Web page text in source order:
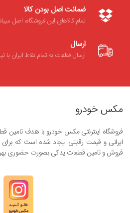
ضمانت اصل بودن کالا
تمام کالاهای این فروشگاه، اصل
ارسال
ارسال قطعات به تمام نقاط ایران با
مکس خودرو
فروشگاه اینترنتی مکس خودرو با هدف تامین
فروش و تامین قطعات یدکی بصورت حضوری